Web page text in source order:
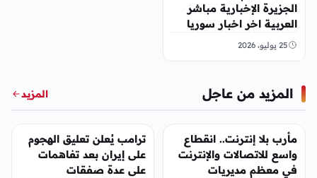
الجزيرة الإخبارية مباشر
العربية اخر اخبار سوريا
25 يوليو، 2026
المزيد من عاجل المزيد
عاجل
مأرب بلا إنترنت.. انقطاع
واسع للاتصالات والإنترنت
في معظم مديريات
ترامب يُعلن تعليق الهجوم
على إيران بعد تفاهمات
على عدة صفقات